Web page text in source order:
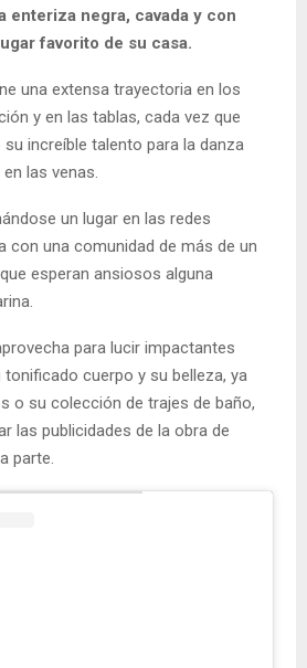
enteriza negra, cavada y con
favorito de su casa.
una extensa trayectoria en los
y en las tablas, cada vez que
increíble talento para la danza
las venas.
un lugar en las redes
con una comunidad de más de un
esperan ansiosos alguna
para lucir impactantes
cuerpo y su belleza, ya
o su colección de trajes de baño,
las publicidades de la obra de
parte.